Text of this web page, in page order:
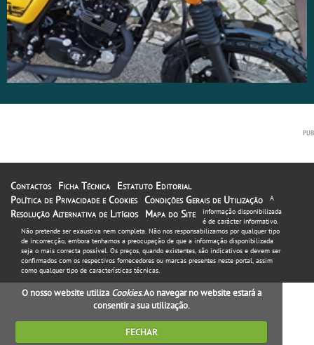
Contactos Ficha Técnica
Estatuto Editorial
Política de Privacidade e Cookies Condições Gerais de Utilização
Resolução Alternativa de Litígios
Mapa do Site
A
informação disponibilizada
é de carácter informativo.
Não pretende ser exaustiva nem completa. Não nos responsabilizamos por qualquer tipo
de incorrecção, embora tenhamos a preocupação de que a informação disponibilizada
seja o mais correcta possível. Os preços, quando existentes, são indicativos e devem ser
confirmados com os respectivos fornecedores ou marcas presentes neste portal, assim
como qualquer tipo de características técnicas.
O nosso website utiliza Cookies. Ao navegar no website estará a
consentir a sua utilização.
FECHAR